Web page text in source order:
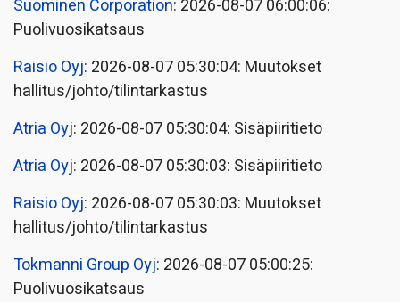
Suominen Corporation: 2026-08-07 06:00:06:
Puolivuosikatsaus
Raisio Oyj: 2026-08-07 05:30:04: Muutokset
hallitus/johto/tilintarkastus
Atria Oyj: 2026-08-07 05:30:04: Sisäpiiritieto
Atria Oyj: 2026-08-07 05:30:03: Sisäpiiritieto
Raisio Oyj: 2026-08-07 05:30:03: Muutokset
hallitus/johto/tilintarkastus
Tokmanni Group Oyj: 2026-08-07 05:00:25:
Puolivuosikatsaus